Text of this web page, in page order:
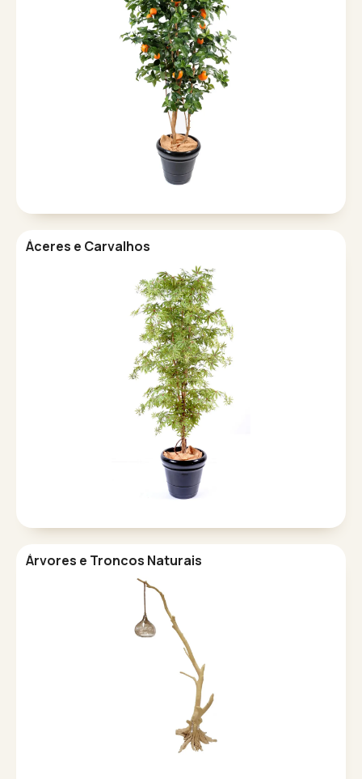
Áceres e Carvalhos
Árvores e Troncos Naturais